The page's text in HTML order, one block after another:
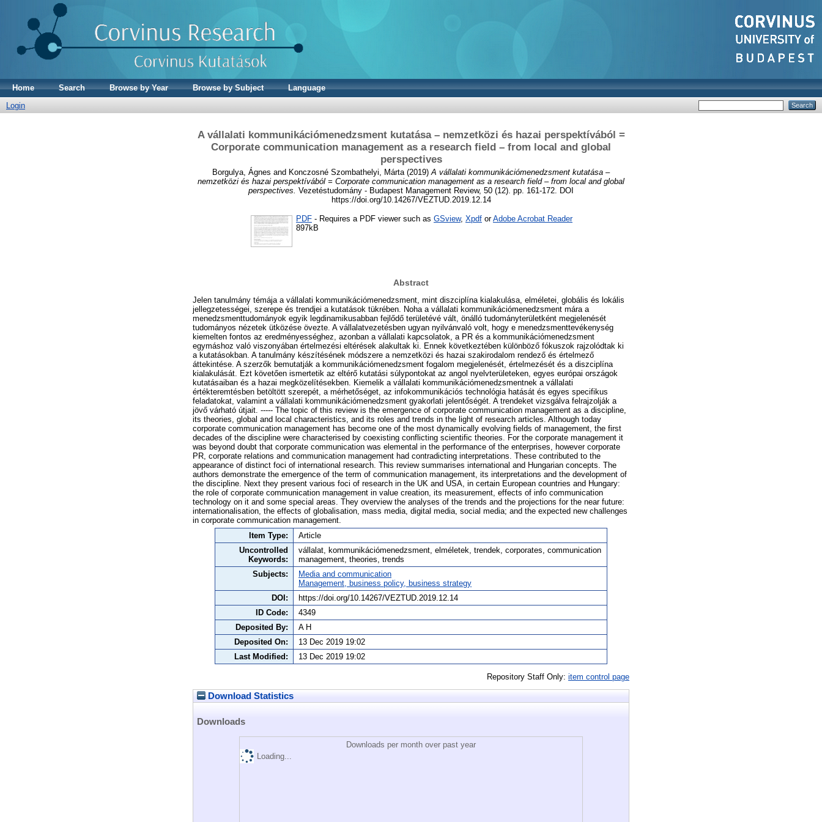
Home Search Browse by Year Browse by Subject
Language
Login
A vállalati kommunikációmenedzsment kutatása – nemzetközi és hazai perspektívából =
Corporate communication management as a research field – from local and global
perspectives
Borgulya, Ágnes and Konczosné Szombathelyi, Márta (2019) A vállalati kommunikációmenedzsment kutatása –
nemzetközi és hazai perspektívából = Corporate communication management as a research field – from local and global
perspectives. Vezetéstudomány - Budapest Management Review, 50 (12). pp. 161-172. DOI
https://doi.org/10.14267/VEZTUD.2019.12.14
PDF - Requires a PDF viewer such as GSview, Xpdf orAdobe Acrobat Reader
897kB
Abstract
Jelen tanulmány témája a vállalati kommunikációmenedzsment, mint diszciplína kialakulása, elméletei, globális és lokális
jellegzetességei, szerepe és trendjei a kutatások tükrében. Noha a vállalati kommunikációmenedzsment mára a
menedzsmenttudományok egyik legdinamikusabban fejlődő területévé vált, önálló tudományterületként megjelenését
tudományos nézetek ütközése övezte. A vállalatvezetésben ugyan nyilvánvaló volt, hogy e menedzsmenttevékenység
kiemelten fontos az eredményességhez, azonban a vállalati kapcsolatok, a PR és a kommunikációmenedzsment
egymáshoz való viszonyában értelmezési eltérések alakultak ki. Ennek következtében különböző fókuszok rajzolódtak ki
a kutatásokban. A tanulmány készítésének módszere a nemzetközi és hazai szakirodalom rendező és értelmező
áttekintése. A szerzők bemutatják a kommunikációmenedzsment fogalom megjelenését, értelmezését és a diszciplína
kialakulását. Ezt követően ismertetik az eltérő kutatási súlypontokat az angol nyelvterületeken, egyes európai országok
kutatásaiban és a hazai megközelítésekben. Kiemelik a vállalati kommunikációmenedzsmentnek a vállalati
értékteremtésben betöltött szerepét, a mérhetőséget, az infokommunikációs technológia hatását és egyes specifikus
feladatokat, valamint a vállalati kommunikációmenedzsment gyakorlati jelentőségét. A trendeket vizsgálva felrajzolják a
jövő várható útjait. ----- The topic of this review is the emergence of corporate communication management as a discipline,
its theories, global and local characteristics, and its roles and trends in the light of research articles. Although today
corporate communication management has become one of the most dynamically evolving fields of management, the first
decades of the discipline were characterised by coexisting conflicting scientific theories. For the corporate management it
was beyond doubt that corporate communication was elemental in the performance of the enterprises, however corporate
PR, corporate relations and communication management had contradicting interpretations. These contributed to the
appearance of distinct foci of international research. This review summarises international and Hungarian concepts. The
authors demonstrate the emergence of the term of communication management, its interpretations and the development of
the discipline. Next they present various foci of research in the UK and USA, in certain European countries and Hungary:
the role of corporate communication management in value creation, its measurement, effects of info communication
technology on it and some special areas. They overview the analyses of the trends and the projections for the near future:
internationalisation, the effects of globalisation, mass media, digital media, social media; and the expected new challenges
in corporate communication management.
Item Type:
Article
Uncontrolled
Keywords:
vállalat, kommunikációmenedzsment, elméletek, trendek, corporates, communication
management, theories, trends
Subjects:
Media and communication
Management, business policy, business strategy
DOI:
https://doi.org/10.14267/VEZTUD.2019.12.14
ID Code:
4349
Deposited By:
A H
Deposited On:
13 Dec 2019 19:02
Last Modified:
13 Dec 2019 19:02
Repository Staff Only: item control page
Download Statistics
Downloads
Downloads per month over past year
Loading...